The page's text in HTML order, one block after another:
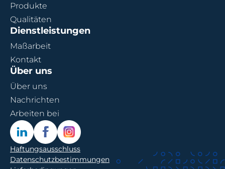
Produkte
Qualitäten
Dienstleistungen
Maßarbeit
Kontakt
Über uns
Über uns
Nachrichten
Arbeiten bei
Haftungsausschluss
Datenschutzbestimmungen